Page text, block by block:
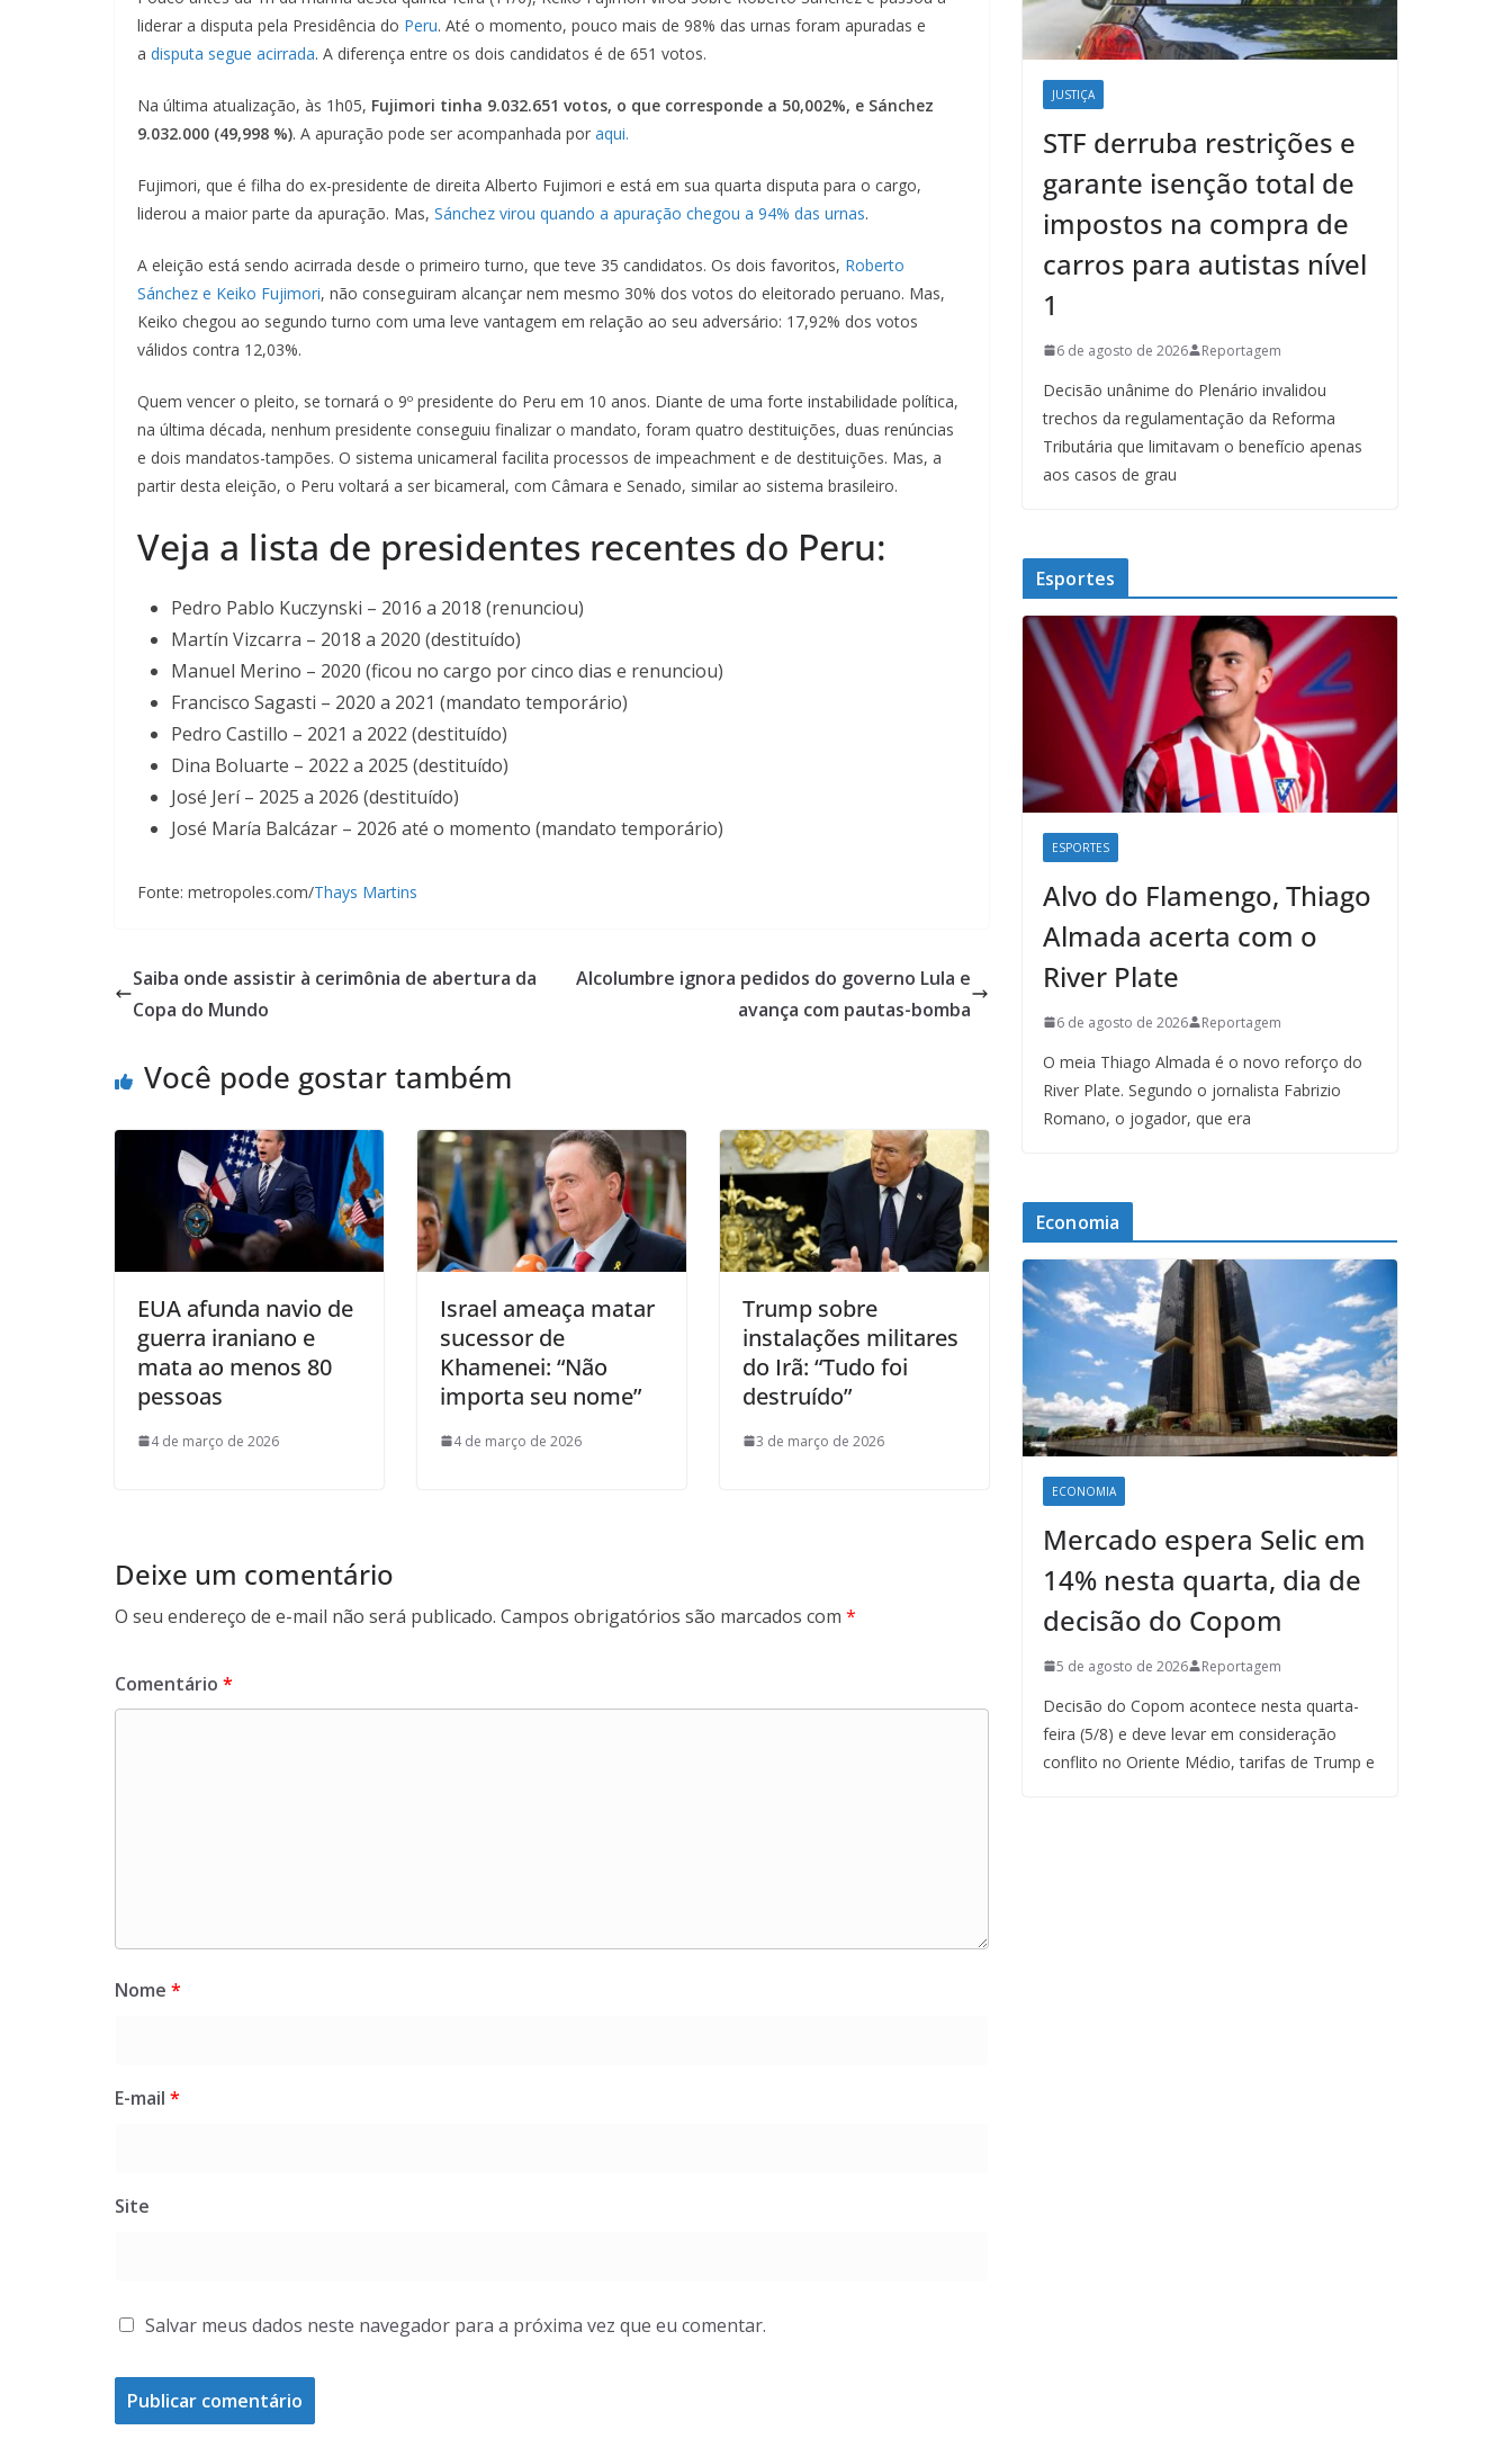
liderar a disputa pela Presidência do Peru. Até o momento, pouco mais de 98% das urnas foram apuradas e
a disputa segue acirrada. A diferença entre os dois candidatos é de 651 votos.
Na última atualização, às 1h05, Fujimori tinha 9.032.651 votos, o que corresponde a 50,002%, e Sánchez
9.032.000 (49,998 %). A apuração pode ser acompanhada por aqui.
Fujimori, que é filha do ex-presidente de direita Alberto Fujimori e está em sua quarta disputa para o cargo,
liderou a maior parte da apuração. Mas, Sánchez virou quando a apuração chegou a 94% das urnas.
A eleição está sendo acirrada desde o primeiro turno, que teve 35 candidatos. Os dois favoritos, Roberto
Sánchez e Keiko Fujimori, não conseguiram alcançar nem mesmo 30% dos votos do eleitorado peruano. Mas,
Keiko chegou ao segundo turno com uma leve vantagem em relação ao seu adversário: 17,92% dos votos
válidos contra 12,03%.
Quem vencer o pleito, se tornará o 9º presidente do Peru em 10 anos. Diante de uma forte instabilidade política,
na última década, nenhum presidente conseguiu finalizar o mandato, foram quatro destituições, duas renúncias
e dois mandatos-tampões. O sistema unicameral facilita processos de impeachment e de destituições. Mas, a
partir desta eleição, o Peru voltará a ser bicameral, com Câmara e Senado, similar ao sistema brasileiro.
Veja a lista de presidentes recentes do Peru:
Pedro Pablo Kuczynski – 2016 a 2018 (renunciou)
Martín Vizcarra – 2018 a 2020 (destituído)
Manuel Merino – 2020 (ficou no cargo por cinco dias e renunciou)
Francisco Sagasti – 2020 a 2021 (mandato temporário)
Pedro Castillo – 2021 a 2022 (destituído)
Dina Boluarte – 2022 a 2025 (destituído)
José Jerí – 2025 a 2026 (destituído)
José María Balcázar – 2026 até o momento (mandato temporário)
Fonte: metropoles.com/Thays Martins
Saiba onde assistir à cerimônia de abertura da
Copa do Mundo
Alcolumbre ignora pedidos do governo Lula e
avança com pautas-bomba
Você pode gostar também
EUA afunda navio de
guerra iraniano e
mata ao menos 80
pessoas
4 de março de 2026
Israel ameaça matar
sucessor de
Khamenei: “Não
importa seu nome”
4 de março de 2026
Trump sobre
instalações militares
do Irã: “Tudo foi
destruído”
3 de março de 2026
Deixe um comentário
O seu endereço de e-mail não será publicado. Campos obrigatórios são marcados com *
Comentário *
Nome *
E-mail *
Site
Salvar meus dados neste navegador para a próxima vez que eu comentar.
JUSTIÇA
STF derruba restrições e
garante isenção total de
impostos na compra de
carros para autistas nível
1
6 de agosto de 2026 Reportagem
Decisão unânime do Plenário invalidou
trechos da regulamentação da Reforma
Tributária que limitavam o benefício apenas
aos casos de grau
Esportes
ESPORTES
Alvo do Flamengo, Thiago
Almada acerta com o
River Plate
6 de agosto de 2026 Reportagem
O meia Thiago Almada é o novo reforço do
River Plate. Segundo o jornalista Fabrizio
Romano, o jogador, que era
Economia
ECONOMIA
Mercado espera Selic em
14% nesta quarta, dia de
decisão do Copom
5 de agosto de 2026 Reportagem
Decisão do Copom acontece nesta quarta-
feira (5/8) e deve levar em consideração
conflito no Oriente Médio, tarifas de Trump e